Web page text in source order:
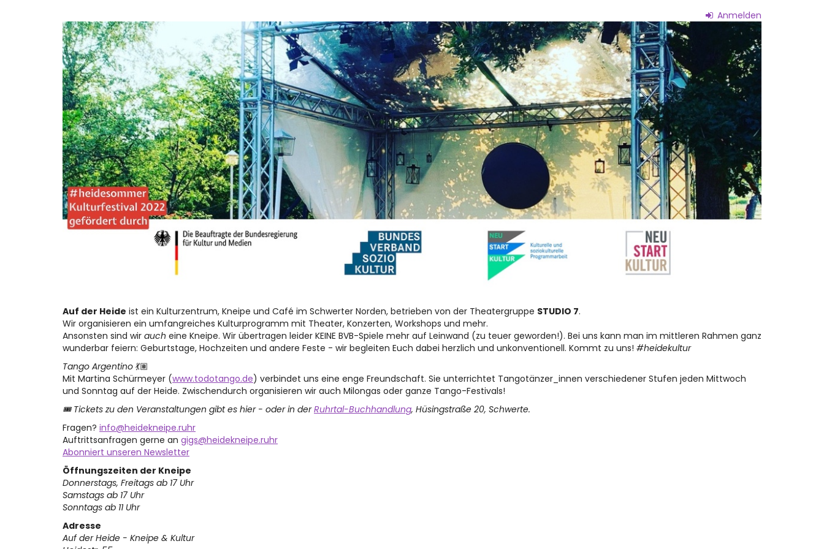
Anmelden
Auf
der
Heide
-
Kneipe
&
Kultur
Auf der Heide ist ein Kulturzentrum, Kneipe und Café im Schwerter Norden, betrieben von der Theatergruppe STUDIO 7.
Wir organisieren ein umfangreiches Kulturprogramm mit Theater, Konzerten, Workshops und mehr.
Ansonsten sind wir auch eine Kneipe. Wir übertragen leider KEINE BVB-Spiele mehr auf Leinwand (zu teuer geworden!). Bei uns kann man im mittleren Rahmen ganz
wunderbar feiern: Geburtstage, Hochzeiten und andere Feste - wir begleiten Euch dabei herzlich und unkonventionell. Kommt zu uns! #heidekultur
Tango Argentino 💃🏽
Mit Martina Schürmeyer (www.todotango.de) verbindet uns eine enge Freundschaft. Sie unterrichtet Tangotänzer_innen verschiedener Stufen jeden Mittwoch
und Sonntag auf der Heide. Zwischendurch organisieren wir auch Milongas oder ganze Tango-Festivals!
🎟 Tickets zu den Veranstaltungen gibt es hier - oder in derRuhrtal-Buchhandlung, Hüsingstraße 20, Schwerte.
Fragen? info@heidekneipe.ruhr
Auftrittsanfragen gerne an gigs@heidekneipe.ruhr
Abonniert unseren Newsletter
Öffnungszeiten der Kneipe
Donnerstags, Freitags ab 17 Uhr
Samstags ab 17 Uhr
Sonntags ab 11 Uhr
Adresse
Auf der Heide - Kneipe & Kultur